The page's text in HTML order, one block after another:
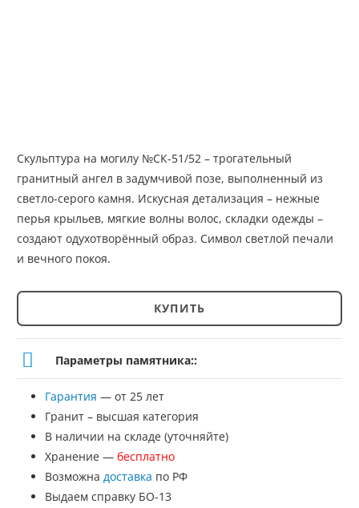
Скульптура на могилу №СК-51/52 – трогательный
гранитный ангел в задумчивой позе, выполненный из
светло-серого камня. Искусная детализация – нежные
перья крыльев, мягкие волны волос, складки одежды –
создают одухотворённый образ. Символ светлой печали
и вечного покоя.
Количество
товара
Скульптура
могилу
№СК-51/52
КУПИТЬ
Параметры памятника::
Гарантия — от 25 лет
Гранит – высшая категория
В наличии на складе (уточняйте)
Хранение — бесплатно
Возможна доставка по РФ
Выдаем справку БО-13